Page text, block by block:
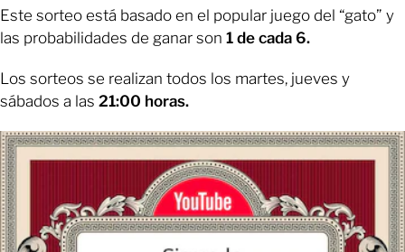
Este sorteo está basado en el popular juego del “gato” y
las probabilidades de ganar son 1 de cada 6.
Los sorteos se realizan todos los martes, jueves y
sábados a las 21:00 horas.